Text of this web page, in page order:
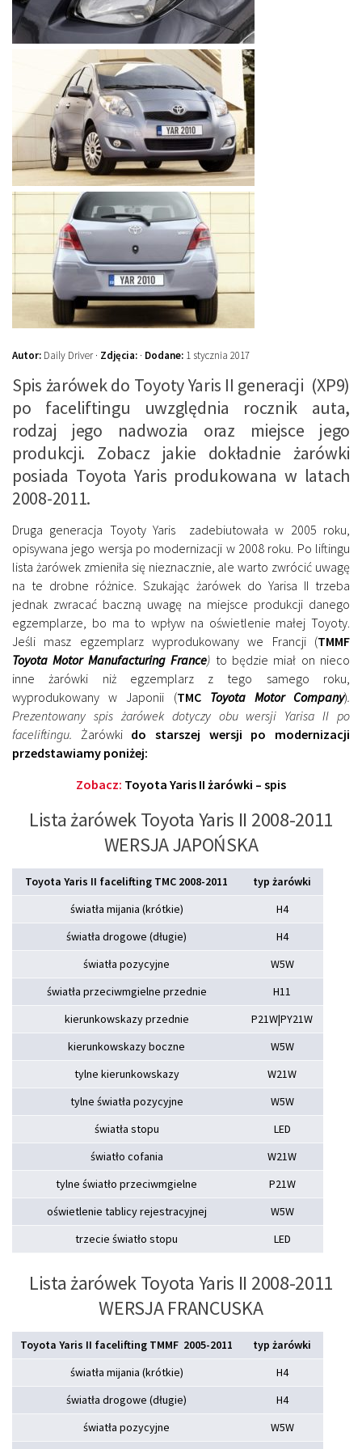
Autor: Daily Driver · Zdjęcia: · Dodane: 1 stycznia 2017
Spis żarówek do Toyoty Yaris II generacji (XP9)
po faceliftingu uwzględnia rocznik auta,
rodzaj jego nadwozia oraz miejsce jego
produkcji. Zobacz jakie dokładnie żarówki
posiada Toyota Yaris produkowana w latach
2008-2011.
Druga generacja Toyoty Yaris zadebiutowała w 2005 roku,
opisywana jego wersja po modernizacji w 2008 roku. Po liftingu
lista żarówek zmieniła się nieznacznie, ale warto zwrócić uwagę
na te drobne różnice. Szukając żarówek do Yarisa II trzeba
jednak zwracać baczną uwagę na miejsce produkcji danego
egzemplarze, bo ma to wpływ na oświetlenie małej Toyoty.
Jeśli masz egzemplarz wyprodukowany we Francji (TMMF
Toyota Motor Manufacturing France) to będzie miał on nieco
inne żarówki niż egzemplarz z tego samego roku,
wyprodukowany w Japonii (TMC Toyota Motor Company).
Prezentowany spis żarówek dotyczy obu wersji Yarisa II po
faceliftingu. Żarówkido starszej wersji po modernizacji
przedstawiamy poniżej:
Zobacz: Toyota Yaris II żarówki – spis
Lista żarówek Toyota Yaris II 2008-2011
WERSJA JAPOŃSKA
Toyota Yaris II facelifting TMC 2008-2011
typ żarówki
światła mijania (krótkie)
H4
światła drogowe (długie)
H4
światła pozycyjne
W5W
światła przeciwmgielne przednie
H11
kierunkowskazy przednie
P21W|PY21W
kierunkowskazy boczne
W5W
tylne kierunkowskazy
W21W
tylne światła pozycyjne
W5W
światła stopu
LED
światło cofania
W21W
tylne światło przeciwmgielne
P21W
oświetlenie tablicy rejestracyjnej
W5W
trzecie światło stopu
LED
Lista żarówek Toyota Yaris II 2008-2011
WERSJA FRANCUSKA
Toyota Yaris II facelifting TMMF 2005-2011
typ żarówki
światła mijania (krótkie)
H4
światła drogowe (długie)
H4
światła pozycyjne
W5W